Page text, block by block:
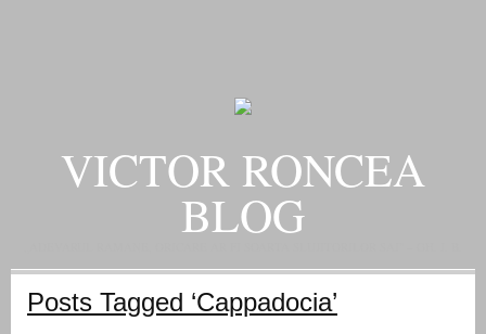
VICTOR RONCEA
BLOG
Posts Tagged ‘Cappadocia’